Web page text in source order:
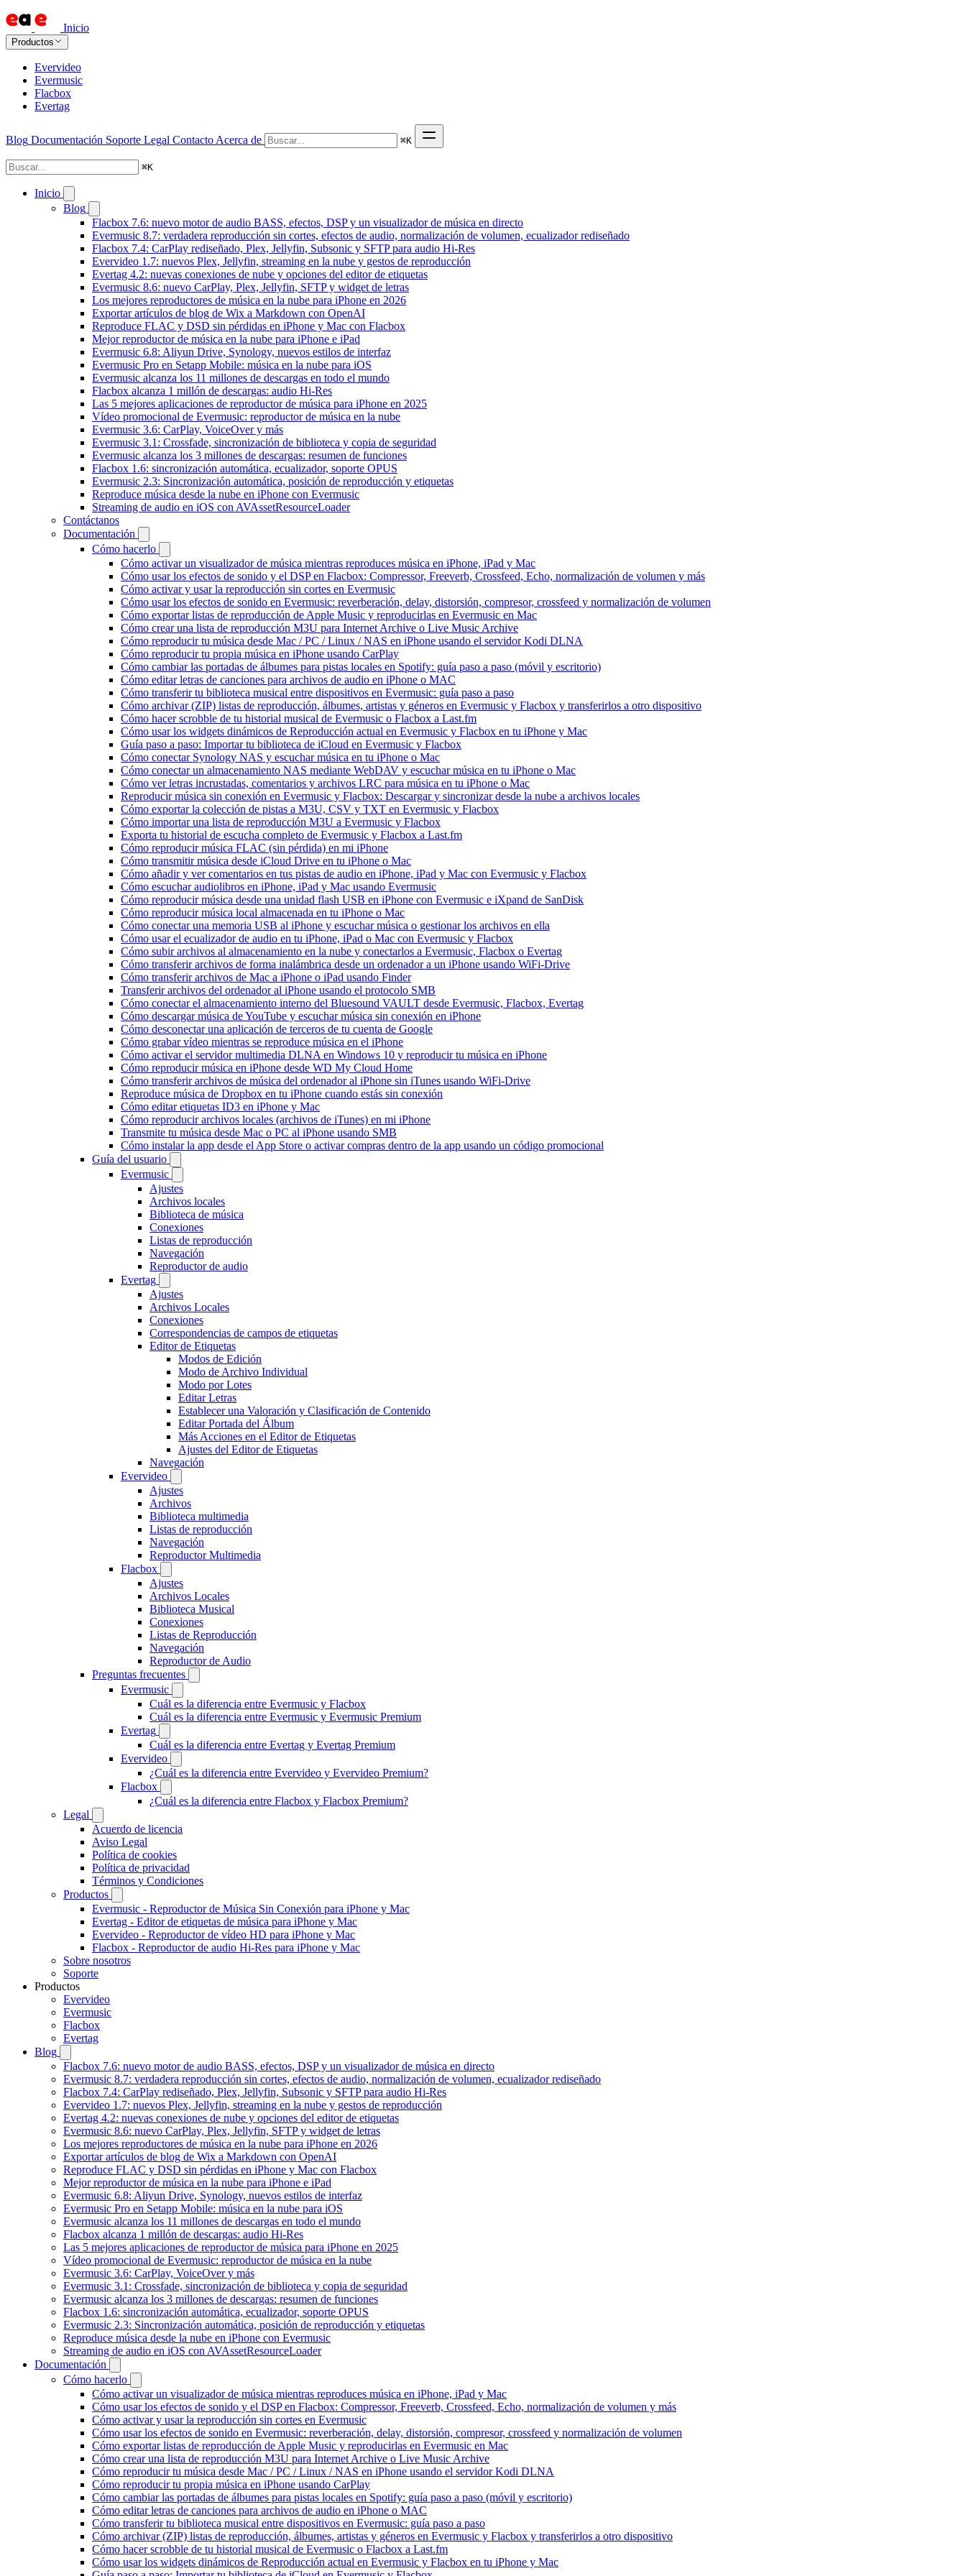
Inicio
Productos
Evervideo
Evermusic
Flacbox
Evertag
Blog Documentación Soporte Legal Contacto Acerca de ⌘K
⌘K
Inicio
Blog
Flacbox 7.6: nuevo motor de audio BASS, efectos, DSP y un visualizador de música en directo
Evermusic 8.7: verdadera reproducción sin cortes, efectos de audio, normalización de volumen, ecualizador rediseñado
Flacbox 7.4: CarPlay rediseñado, Plex, Jellyfin, Subsonic y SFTP para audio Hi-Res
Evervideo 1.7: nuevos Plex, Jellyfin, streaming en la nube y gestos de reproducción
Evertag 4.2: nuevas conexiones de nube y opciones del editor de etiquetas
Evermusic 8.6: nuevo CarPlay, Plex, Jellyfin, SFTP y widget de letras
Los mejores reproductores de música en la nube para iPhone en 2026
Exportar artículos de blog de Wix a Markdown con OpenAI
Reproduce FLAC y DSD sin pérdidas en iPhone y Mac con Flacbox
Mejor reproductor de música en la nube para iPhone e iPad
Evermusic 6.8: Aliyun Drive, Synology, nuevos estilos de interfaz
Evermusic Pro en Setapp Mobile: música en la nube para iOS
Evermusic alcanza los 11 millones de descargas en todo el mundo
Flacbox alcanza 1 millón de descargas: audio Hi-Res
Las 5 mejores aplicaciones de reproductor de música para iPhone en 2025
Vídeo promocional de Evermusic: reproductor de música en la nube
Evermusic 3.6: CarPlay, VoiceOver y más
Evermusic 3.1: Crossfade, sincronización de biblioteca y copia de seguridad
Evermusic alcanza los 3 millones de descargas: resumen de funciones
Flacbox 1.6: sincronización automática, ecualizador, soporte OPUS
Evermusic 2.3: Sincronización automática, posición de reproducción y etiquetas
Reproduce música desde la nube en iPhone con Evermusic
Streaming de audio en iOS con AVAssetResourceLoader
Contáctanos
Documentación
Cómo hacerlo
Cómo activar un visualizador de música mientras reproduces música en iPhone, iPad y Mac
Cómo usar los efectos de sonido y el DSP en Flacbox: Compressor, Freeverb, Crossfeed, Echo, normalización de volumen y más
Cómo activar y usar la reproducción sin cortes en Evermusic
Cómo usar los efectos de sonido en Evermusic: reverberación, delay, distorsión, compresor, crossfeed y normalización de volumen
Cómo exportar listas de reproducción de Apple Music y reproducirlas en Evermusic en Mac
Cómo crear una lista de reproducción M3U para Internet Archive o Live Music Archive
Cómo reproducir tu música desde Mac / PC / Linux / NAS en iPhone usando el servidor Kodi DLNA
Cómo reproducir tu propia música en iPhone usando CarPlay
Cómo cambiar las portadas de álbumes para pistas locales en Spotify: guía paso a paso (móvil y escritorio)
Cómo editar letras de canciones para archivos de audio en iPhone o MAC
Cómo transferir tu biblioteca musical entre dispositivos en Evermusic: guía paso a paso
Cómo archivar (ZIP) listas de reproducción, álbumes, artistas y géneros en Evermusic y Flacbox y transferirlos a otro dispositivo
Cómo hacer scrobble de tu historial musical de Evermusic o Flacbox a Last.fm
Cómo usar los widgets dinámicos de Reproducción actual en Evermusic y Flacbox en tu iPhone y Mac
Guía paso a paso: Importar tu biblioteca de iCloud en Evermusic y Flacbox
Cómo conectar Synology NAS y escuchar música en tu iPhone o Mac
Cómo conectar un almacenamiento NAS mediante WebDAV y escuchar música en tu iPhone o Mac
Cómo ver letras incrustadas, comentarios y archivos LRC para música en tu iPhone o Mac
Reproducir música sin conexión en Evermusic y Flacbox: Descargar y sincronizar desde la nube a archivos locales
Cómo exportar la colección de pistas a M3U, CSV y TXT en Evermusic y Flacbox
Cómo importar una lista de reproducción M3U a Evermusic y Flacbox
Exporta tu historial de escucha completo de Evermusic y Flacbox a Last.fm
Cómo reproducir música FLAC (sin pérdida) en mi iPhone
Cómo transmitir música desde iCloud Drive en tu iPhone o Mac
Cómo añadir y ver comentarios en tus pistas de audio en iPhone, iPad y Mac con Evermusic y Flacbox
Cómo escuchar audiolibros en iPhone, iPad y Mac usando Evermusic
Cómo reproducir música desde una unidad flash USB en iPhone con Evermusic e iXpand de SanDisk
Cómo reproducir música local almacenada en tu iPhone o Mac
Cómo conectar una memoria USB al iPhone y escuchar música o gestionar los archivos en ella
Cómo usar el ecualizador de audio en tu iPhone, iPad o Mac con Evermusic y Flacbox
Cómo subir archivos al almacenamiento en la nube y conectarlos a Evermusic, Flacbox o Evertag
Cómo transferir archivos de forma inalámbrica desde un ordenador a un iPhone usando WiFi-Drive
Cómo transferir archivos de Mac a iPhone o iPad usando Finder
Transferir archivos del ordenador al iPhone usando el protocolo SMB
Cómo conectar el almacenamiento interno del Bluesound VAULT desde Evermusic, Flacbox, Evertag
Cómo descargar música de YouTube y escuchar música sin conexión en iPhone
Cómo desconectar una aplicación de terceros de tu cuenta de Google
Cómo grabar vídeo mientras se reproduce música en el iPhone
Cómo activar el servidor multimedia DLNA en Windows 10 y reproducir tu música en iPhone
Cómo reproducir música en iPhone desde WD My Cloud Home
Cómo transferir archivos de música del ordenador al iPhone sin iTunes usando WiFi-Drive
Reproduce música de Dropbox en tu iPhone cuando estás sin conexión
Cómo editar etiquetas ID3 en iPhone y Mac
Cómo reproducir archivos locales (archivos de iTunes) en mi iPhone
Transmite tu música desde Mac o PC al iPhone usando SMB
Cómo instalar la app desde el App Store o activar compras dentro de la app usando un código promocional
Guía del usuario
Evermusic
Ajustes
Archivos locales
Biblioteca de música
Conexiones
Listas de reproducción
Navegación
Reproductor de audio
Evertag
Ajustes
Archivos Locales
Conexiones
Correspondencias de campos de etiquetas
Editor de Etiquetas
Modos de Edición
Modo de Archivo Individual
Modo por Lotes
Editar Letras
Establecer una Valoración y Clasificación de Contenido
Editar Portada del Álbum
Más Acciones en el Editor de Etiquetas
Ajustes del Editor de Etiquetas
Navegación
Evervideo
Ajustes
Archivos
Biblioteca multimedia
Listas de reproducción
Navegación
Reproductor Multimedia
Flacbox
Ajustes
Archivos Locales
Biblioteca Musical
Conexiones
Listas de Reproducción
Navegación
Reproductor de Audio
Preguntas frecuentes
Evermusic
Cuál es la diferencia entre Evermusic y Flacbox
Cuál es la diferencia entre Evermusic y Evermusic Premium
Evertag
Cuál es la diferencia entre Evertag y Evertag Premium
Evervideo
¿Cuál es la diferencia entre Evervideo y Evervideo Premium?
Flacbox
¿Cuál es la diferencia entre Flacbox y Flacbox Premium?
Legal
Acuerdo de licencia
Aviso Legal
Política de cookies
Política de privacidad
Términos y Condiciones
Productos
Evermusic - Reproductor de Música Sin Conexión para iPhone y Mac
Evertag - Editor de etiquetas de música para iPhone y Mac
Evervideo - Reproductor de vídeo HD para iPhone y Mac
Flacbox - Reproductor de audio Hi-Res para iPhone y Mac
Sobre nosotros
Soporte
Productos
Evervideo
Evermusic
Flacbox
Evertag
Blog
Flacbox 7.6: nuevo motor de audio BASS, efectos, DSP y un visualizador de música en directo
Evermusic 8.7: verdadera reproducción sin cortes, efectos de audio, normalización de volumen, ecualizador rediseñado
Flacbox 7.4: CarPlay rediseñado, Plex, Jellyfin, Subsonic y SFTP para audio Hi-Res
Evervideo 1.7: nuevos Plex, Jellyfin, streaming en la nube y gestos de reproducción
Evertag 4.2: nuevas conexiones de nube y opciones del editor de etiquetas
Evermusic 8.6: nuevo CarPlay, Plex, Jellyfin, SFTP y widget de letras
Los mejores reproductores de música en la nube para iPhone en 2026
Exportar artículos de blog de Wix a Markdown con OpenAI
Reproduce FLAC y DSD sin pérdidas en iPhone y Mac con Flacbox
Mejor reproductor de música en la nube para iPhone e iPad
Evermusic 6.8: Aliyun Drive, Synology, nuevos estilos de interfaz
Evermusic Pro en Setapp Mobile: música en la nube para iOS
Evermusic alcanza los 11 millones de descargas en todo el mundo
Flacbox alcanza 1 millón de descargas: audio Hi-Res
Las 5 mejores aplicaciones de reproductor de música para iPhone en 2025
Vídeo promocional de Evermusic: reproductor de música en la nube
Evermusic 3.6: CarPlay, VoiceOver y más
Evermusic 3.1: Crossfade, sincronización de biblioteca y copia de seguridad
Evermusic alcanza los 3 millones de descargas: resumen de funciones
Flacbox 1.6: sincronización automática, ecualizador, soporte OPUS
Evermusic 2.3: Sincronización automática, posición de reproducción y etiquetas
Reproduce música desde la nube en iPhone con Evermusic
Streaming de audio en iOS con AVAssetResourceLoader
Documentación
Cómo hacerlo
Cómo activar un visualizador de música mientras reproduces música en iPhone, iPad y Mac
Cómo usar los efectos de sonido y el DSP en Flacbox: Compressor, Freeverb, Crossfeed, Echo, normalización de volumen y más
Cómo activar y usar la reproducción sin cortes en Evermusic
Cómo usar los efectos de sonido en Evermusic: reverberación, delay, distorsión, compresor, crossfeed y normalización de volumen
Cómo exportar listas de reproducción de Apple Music y reproducirlas en Evermusic en Mac
Cómo crear una lista de reproducción M3U para Internet Archive o Live Music Archive
Cómo reproducir tu música desde Mac / PC / Linux / NAS en iPhone usando el servidor Kodi DLNA
Cómo reproducir tu propia música en iPhone usando CarPlay
Cómo cambiar las portadas de álbumes para pistas locales en Spotify: guía paso a paso (móvil y escritorio)
Cómo editar letras de canciones para archivos de audio en iPhone o MAC
Cómo transferir tu biblioteca musical entre dispositivos en Evermusic: guía paso a paso
Cómo archivar (ZIP) listas de reproducción, álbumes, artistas y géneros en Evermusic y Flacbox y transferirlos a otro dispositivo
Cómo hacer scrobble de tu historial musical de Evermusic o Flacbox a Last.fm
Cómo usar los widgets dinámicos de Reproducción actual en Evermusic y Flacbox en tu iPhone y Mac